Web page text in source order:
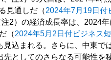
見通しだ（2024年7月19日付
2）の経済成長率は、2024
（2024年5月2日付ビジネス
込まれる。さらに、中東で
としてのさらなる可能性を